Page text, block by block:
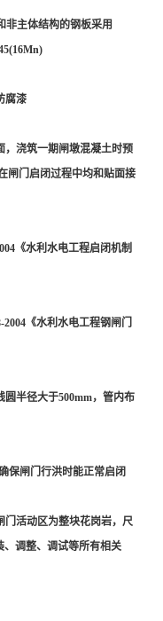
非主体结构的钢板采用
腐漆
，浇筑一期闸墩混凝土时预
闸门启闭过程中均和贴面接
《水利水电工程启闭机制
《水利水电工程钢闸门
圆半径大于500mm，管内布
保闸门行洪时能正常启闭
门活动区为整块花岗岩，尺
、调整、调试等所有相关